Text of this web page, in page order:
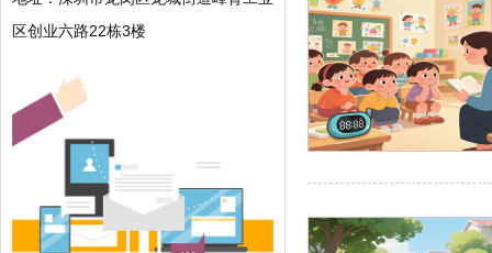
区创业六路22栋3楼